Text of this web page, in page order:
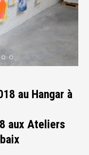
au Hangar à
aux Ateliers